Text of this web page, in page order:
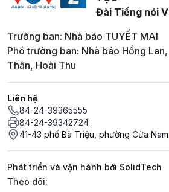
Đài Tiếng nói
Trưởng ban: Nhà báo TUYẾT MAI
Phó trưởng ban: Nhà báo Hồng
Thân, Hoài Thu
Liên hệ
84-24-39365555
84-24-39342724
41-43 phố Bà Triệu, phường Cửa
Phát triển và vận hành bởi SolidTech
Mạng xã hội
Theo dõi: